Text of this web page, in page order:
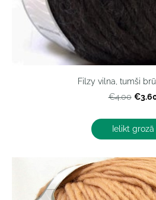
Filzy vilna, tumši
€4.00
Ielikt grozā